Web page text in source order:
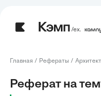
/ех.
Главная Рефераты
Реферат на